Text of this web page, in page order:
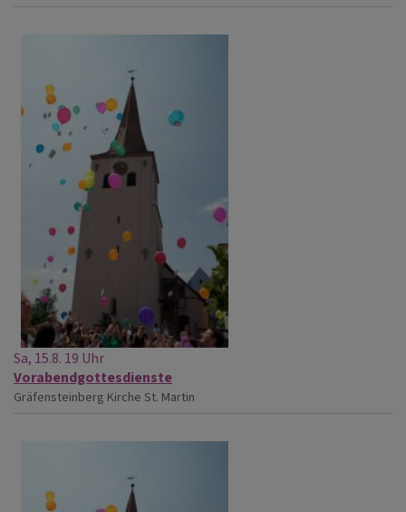
Sa, 15.8. 19 Uhr
Vorabendgottesdienste
Gräfensteinberg Kirche St. Martin